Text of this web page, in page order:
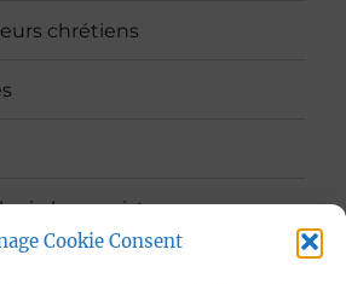
Cookie Consent
chrétiens
humaniste